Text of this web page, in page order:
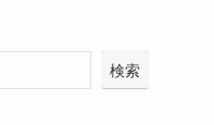
検索